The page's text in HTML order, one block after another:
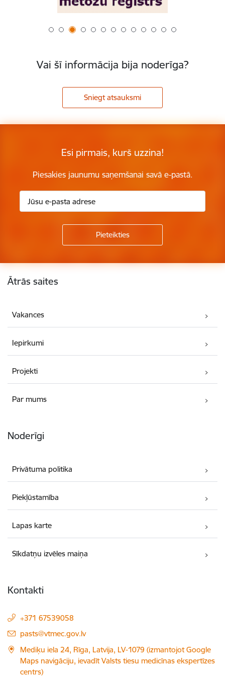
Vai šī informācija bija noderīga?
Sniegt atsauksmi
Esi pirmais, kurš uzzina!
Piesakies jaunumu saņemšanai savā e-pastā.
Kājene
Ātrās saites
Vakances
Iepirkumi
Projekti
Par mums
Noderīgi
Privātuma politika
Piekļūstamība
Lapas karte
Sīkdatņu izvēles maiņa
Kontakti
+371 67539058
E-pasts:
pasts@vtmec.gov.lv
Mediķu iela 24, Rīga, Latvija, LV-1079 (izmantojot Google
Maps navigāciju, ievadīt Valsts tiesu medicīnas ekspertīzes
centrs)